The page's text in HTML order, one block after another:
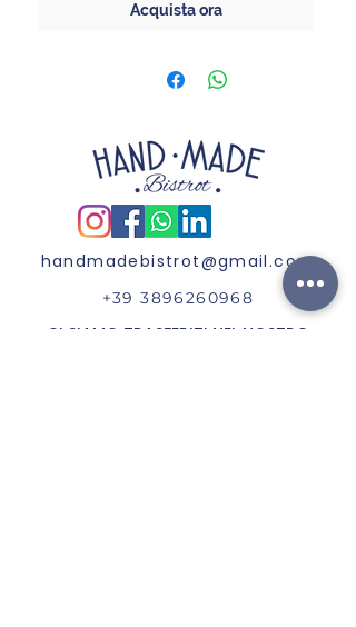
Acquista ora
handmadebistrot@gmail.com
+39 3896260968
CI SIAMO TRASFERITI NEL NOSTRO